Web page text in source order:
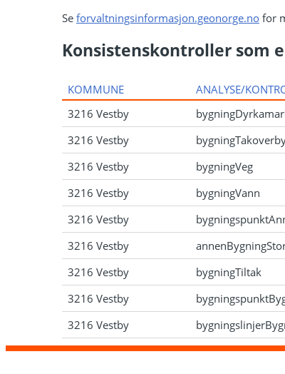
Se forvaltningsinformasjon.geonorge.no for
Konsistenskontroller som
KOMMUNE ANALYSE/
3216 Vestby
3216 Vestby
3216 Vestby
bygningVeg
3216 Vestby
bygningVann
3216 Vestby
3216 Vestby
3216 Vestby
bygningTiltak
3216 Vestby
3216 Vestby